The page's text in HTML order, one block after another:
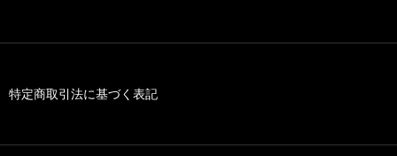
特定商取引法に基づく表記